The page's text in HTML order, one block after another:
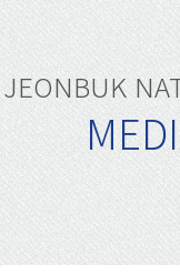
JEONBUK